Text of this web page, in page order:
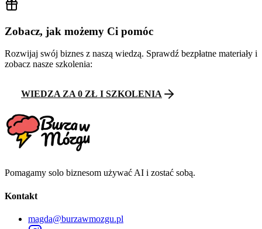
Zobacz, jak możemy Ci pomóc
Rozwijaj swój biznes z naszą wiedzą. Sprawdź bezpłatne materiały i
zobacz nasze szkolenia:
WIEDZA ZA 0 ZŁ I SZKOLENIA
Pomagamy solo biznesom używać AI i zostać sobą.
Kontakt
magda@burzawmozgu.pl